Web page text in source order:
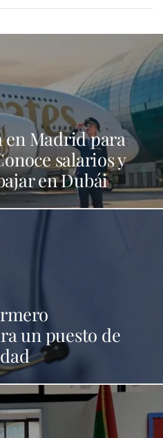
Madrid para
salarios y
en Dubái
un puesto de